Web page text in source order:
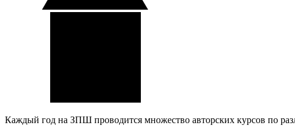
Каждый год на ЗПШ проводится множество авторских курсов по